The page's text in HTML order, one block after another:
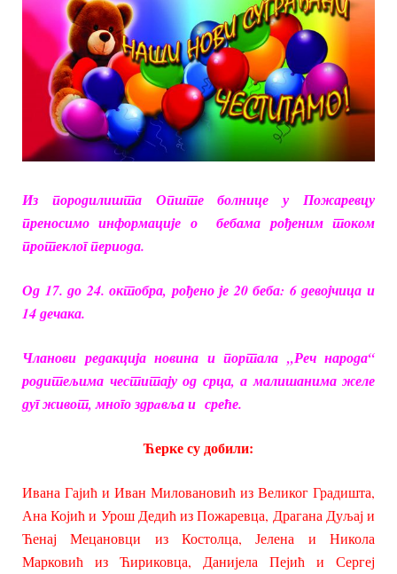
Из породилишта Опште болнице у Пожаревцу
преносимо информације о бебама рођеним током
протеклог периода.
Од 17. до 24. октобра, рођено је 20 беба: 6 девојчица и
14 дечака.
Чланови редакција новина и портала „Реч народа“
родитељима честитају од срца, а малишанима желе
дуг живот, много здрaвља и среће.
Ћерке су добили:
Ивана Гајић и Иван Миловановић из Великог Градишта,
Ана Којић и Урош Дедић из Пожаревца, Драгана Дуљај и
Ћенај Мецановци из Костолца, Јелена и Никола
Марковић из Ћириковца, Данијела Пејић и Сергеј